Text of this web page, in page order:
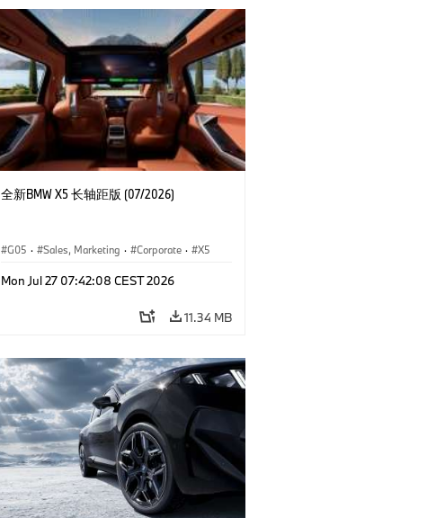
全新BMW X5 长轴距版 (07/2026)
G05 · Sales, Marketing · Corporate · X5
Mon Jul 27 07:42:08 CEST 2026
11.34 MB